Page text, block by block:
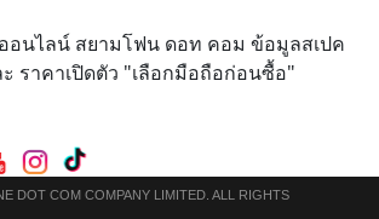
อนไลน์ สยามโฟน ดอท คอม ข้อมูลสเปค
ราคาเปิดตัว "เลือกมือถือก่อนซื้อ"
DOT COM COMPANY LIMITED. ALL RIGHTS